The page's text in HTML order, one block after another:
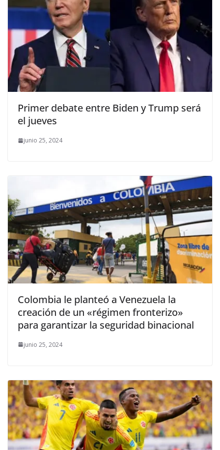
Primer debate entre Biden y Trump será
el jueves
junio 25, 2024
Colombia le planteó a Venezuela la
creación de un «régimen fronterizo»
para garantizar la seguridad binacional
junio 25, 2024